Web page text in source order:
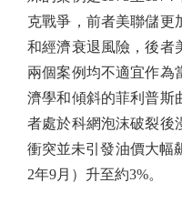
克戰爭，前者美聯儲更
和經濟衰退風險，後者
兩個案例均不適宜作為
濟學和傾斜的菲利普斯
者處於科網泡沫破裂後
衝突並未引發油價大幅
2年9月）升至約3%。